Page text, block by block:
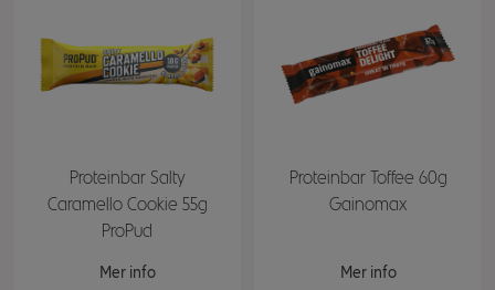
Proteinbar Salty
Caramello Cookie 55g
ProPud
Mer info
Proteinbar Toffee 60g
Gainomax
Mer info